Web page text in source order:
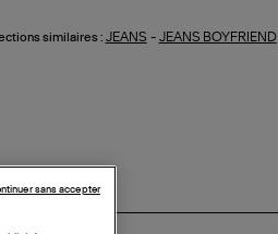
similaires : JEANS - JEANS BOYFRIEND
sans accepter